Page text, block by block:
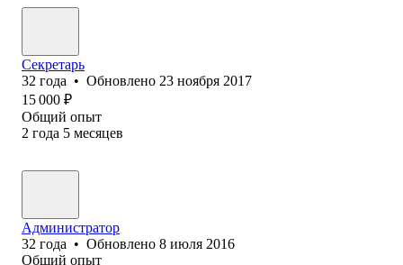
Секретарь
32 года • Обновлено 23 ноября 2017
15 000 ₽
Общий опыт
2 года 5 месяцев
Администратор
32 года • Обновлено 8 июля 2016
Общий опыт